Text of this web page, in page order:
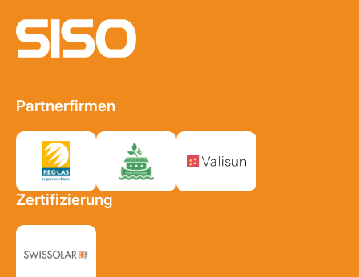
Start Fusszeile
Partnerfirmen
Zertifizierung